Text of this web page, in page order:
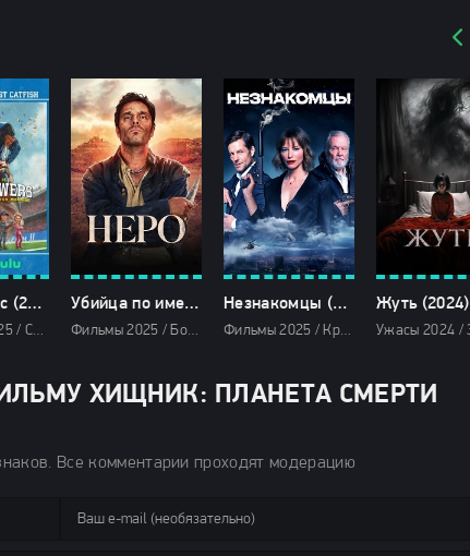
Чед Пауэрс (2025)
Комедии 2025 / Сериалы 2025 / Новинки сериалов 2025 / Сериалы осени 2025 / Фильмы 2025 / Сериалы в озвучке TVShows / Сериалы в озвучке HDrezka Studio / Смотреть фильмы онлайн
Убийца по имени Неро (2025)
Фильмы 2025 / Боевики 2025 / Драмы 2025 / Исторические фильмы 2025 / Фильмы-приключения 2025 / Сериалы 2025 / Сериалы осени 2025 / Новинки сериалов 2025 / Сериалы в озвучке HDrezka Studio / Сериалы 4K / Смотреть фильмы онлайн
Незнакомцы (2025)
Фильмы 2025 / Криминальные фильмы 2025 / Триллеры 2025 / Зарубежные фильмы 2025 / Фильмы 4K / Новинки кино 2025 / Последние фильмы 2025 / Смотреть фильмы онлайн
Жуть (2024)
ХИЩНИК: ПЛАНЕТА СМЕРТИ
Все комментарии проходят модерацию